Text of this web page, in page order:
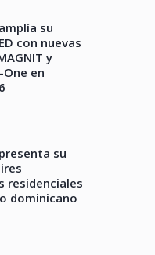
su
con nuevas
y
en
su
residenciales
dominicano